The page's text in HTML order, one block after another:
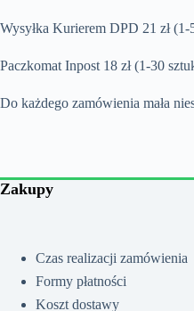
Wysyłka Kurierem DPD 21 zł (1-
Paczkomat Inpost 18 zł (1-30
Do każdego zamówienia mała
Zakupy
Czas realizacji zamówienia
Formy płatności
Koszt dostawy